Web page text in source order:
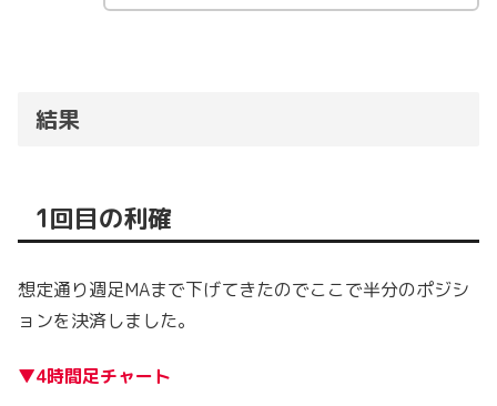
結果
1回目の利確
想定通り週足MAまで下げてきたのでここで半分のポジシ
ョンを決済しました。
▼4時間足チャート